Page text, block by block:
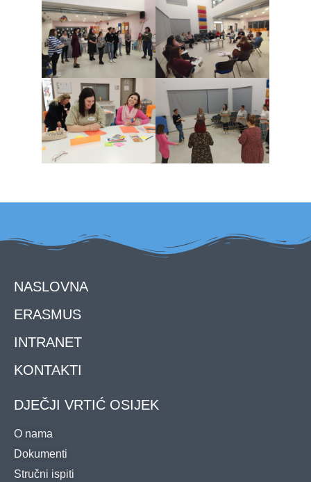
NASLOVNA
ERASMUS
INTRANET
KONTAKTI
DJEČJI VRTIĆ OSIJEK
O nama
Dokumenti
Stručni ispiti